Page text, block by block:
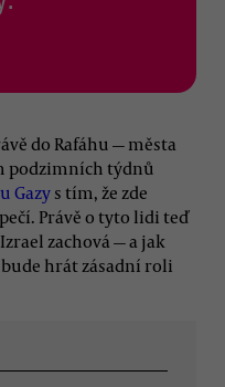
do Rafáhu — města
podzimních týdnů
Gazys tím, že zde
Právě o tyto lidi teď
zachová — a jak
hrát zásadní roli